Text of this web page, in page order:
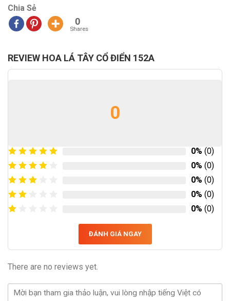
Chia Sẻ
0
Shares
REVIEW HOA LÁ TÂY CỔ ĐIỂN 152A
0
0% (0)
0% (0)
0% (0)
0% (0)
0% (0)
ĐÁNH GIÁ NGAY
There are no reviews yet.